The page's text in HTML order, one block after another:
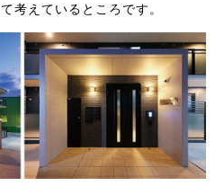
考えているところです。